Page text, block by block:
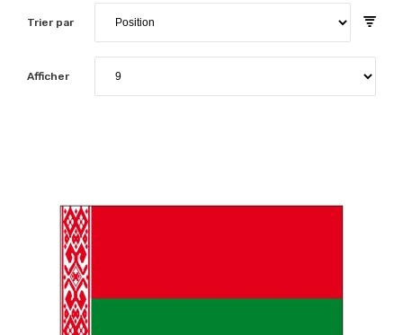
Trier par
Afficher